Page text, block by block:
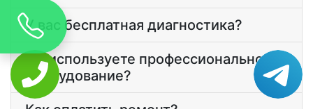
У вас бесплатная диагностика?
Вы используете профессиональное
оборудование?